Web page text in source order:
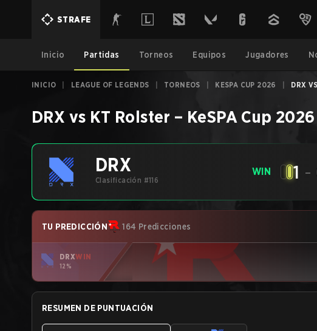
STRAFE
Inicio Partidas Torneos Equipos Jugadores
INICIO LEAGUE OF LEGENDS TORNEOS KESPA CUP 2026 DRX
DRX vs KT Rolster – KeSPA Cup 2026
DRX
Clasificación #116
WIN 1 -
TU PREDICCIÓN 164 Predicciones
DRXWIN
12%
RESUMEN DE PUNTUACIÓN